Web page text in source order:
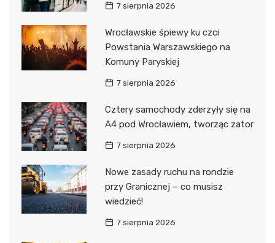
7 sierpnia 2026
Wrocławskie śpiewy ku czci
Powstania Warszawskiego na
Komuny Paryskiej
7 sierpnia 2026
Cztery samochody zderzyły się na
A4 pod Wrocławiem, tworząc zator
7 sierpnia 2026
Nowe zasady ruchu na rondzie
przy Granicznej – co musisz
wiedzieć!
7 sierpnia 2026